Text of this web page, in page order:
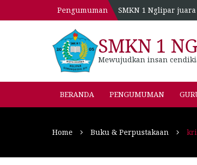
Pengumuman SMKN 1 Nglipar
SMKN 1
Mewujudkan insan
BERANDA PENGUMUMAN
Home Buku & Perpustakaan